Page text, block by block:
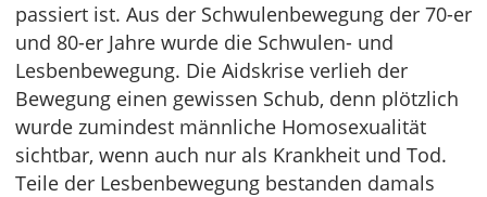
passiert ist. Aus der Schwulenbewegung der 70-er
und 80-er Jahre wurde die Schwulen- und
Lesbenbewegung. Die Aidskrise verlieh der
Bewegung einen gewissen Schub, denn plötzlich
wurde zumindest männliche Homosexualität
sichtbar, wenn auch nur als Krankheit und Tod.
Teile der Lesbenbewegung bestanden damals